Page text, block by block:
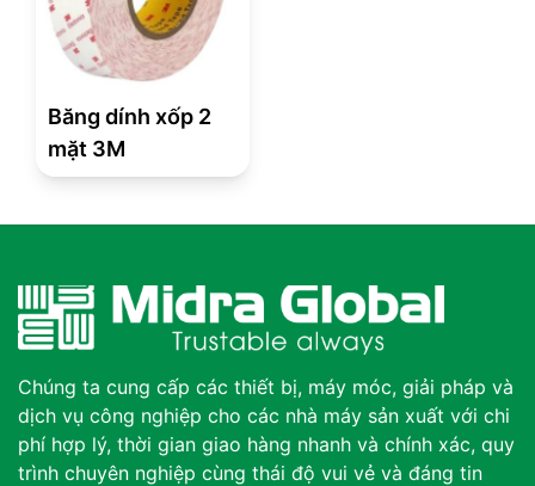
Băng dính xốp 2
mặt 3M
Chúng ta cung cấp các thiết bị, máy móc, giải pháp và
dịch vụ công nghiệp cho các nhà máy sản xuất với chi
phí hợp lý, thời gian giao hàng nhanh và chính xác, quy
trình chuyên nghiệp cùng thái độ vui vẻ và đáng tin